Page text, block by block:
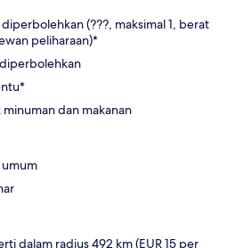
(???, maksimal 1, berat
peliharaan)*
dan makanan
umum
dalam radius 492 km (EUR 15 per